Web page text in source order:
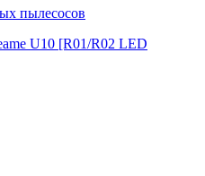
пылесосов
U10 [R01/R02 LED